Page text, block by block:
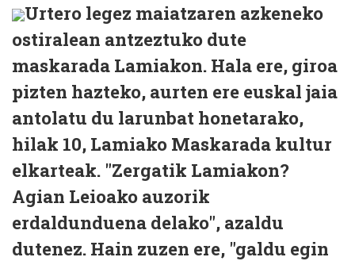
Urtero legez maiatzaren azkeneko
ostiralean antzeztuko dute
maskarada Lamiakon. Hala ere, giroa
pizten hazteko, aurten ere euskal jaia
antolatu du larunbat honetarako,
hilak 10, Lamiako Maskarada kultur
elkarteak. "Zergatik Lamiakon?
Agian Leioako auzorik
erdaldunduena delako", azaldu
dutenez. Hain zuzen ere, "galdu egin